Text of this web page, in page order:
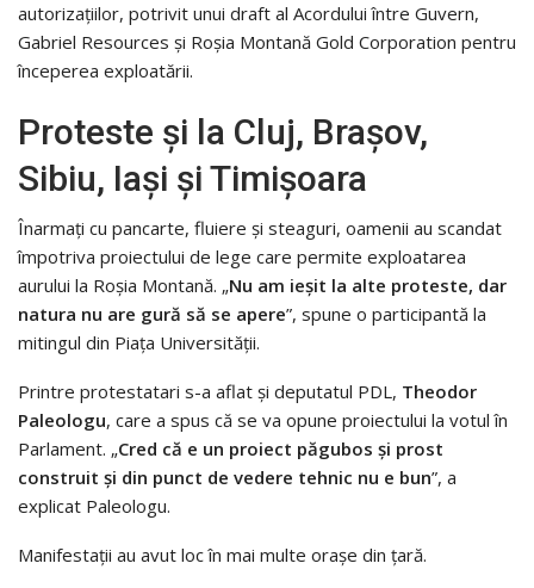
autorizaţiilor, potrivit unui draft al Acordului între Guvern,
Gabriel Resources şi Roşia Montană Gold Corporation pentru
începerea exploatării.
Proteste și la Cluj, Braşov,
Sibiu, Iaşi şi Timişoara
Înarmaţi cu pancarte, fluiere şi steaguri, oamenii au scandat
împotriva proiectului de lege care permite exploatarea
aurului la Roşia Montană. „Nu am ieşit la alte proteste, dar
natura nu are gură să se apere”, spune o participantă la
mitingul din Piața Universității.
Printre protestatari s-a aflat şi deputatul PDL, Theodor
Paleologu, care a spus că se va opune proiectului la votul în
Parlament. „Cred că e un proiect păgubos şi prost
construit şi din punct de vedere tehnic nu e bun”, a
explicat Paleologu.
Manifestaţii au avut loc în mai multe oraşe din ţară.